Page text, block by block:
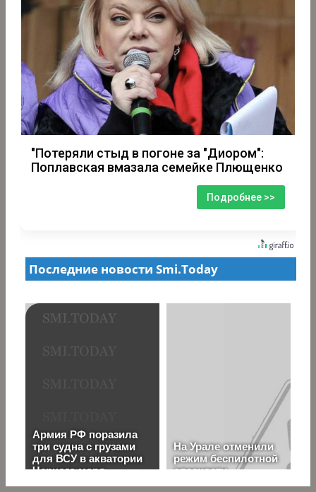
"Потеряли стыд в погоне за "Диором":
Поплавская вмазала семейке Плющенко
Подробнее >>